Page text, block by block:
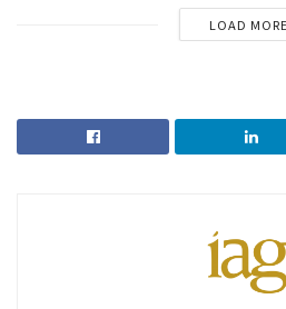
LOAD MORE